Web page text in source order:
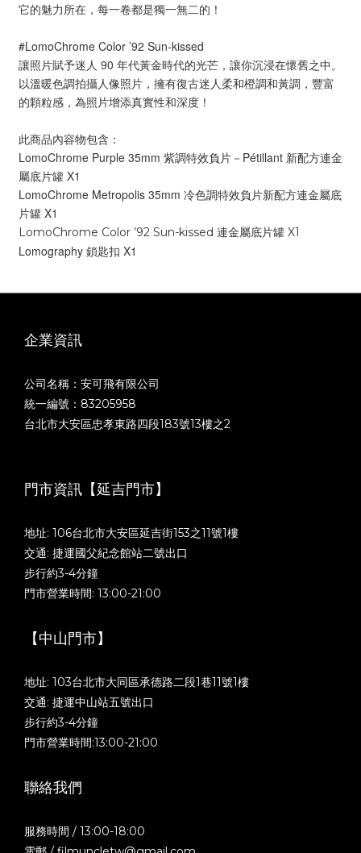
它的魅力所在，每一卷都是獨一無二的！
#LomoChrome Color ’92 Sun-kissed
讓照片賦予迷人 90 年代黃金時代的光芒，讓你沉浸在懷舊之中。
以溫暖色調拍攝人像照片，擁有復古迷人柔和橙調和黃調，豐富
的顆粒感，為照片增添真實性和深度！
此商品內容物包含：
LomoChrome Purple 35mm 紫調特效負片－Pétillant 新配方連金
屬底片罐 X1
LomoChrome Metropolis 35mm 冷色調特效負片新配方連金屬底
片罐 X1
LomoChrome Color ’92 Sun-kissed 連金屬底片罐 X1
Lomography 鎖匙扣 X1
企業資訊
公司名稱：安可飛有限公司
統一編號：83205958
台北市大安區忠孝東路四段183號13樓之2
門市資訊【延吉門市】
地址: 106台北市大安區延吉街153之11號1樓
交通: 捷運國父紀念館站二號出口
步行約3-4分鐘
門市營業時間: 13:00-21:00
【中山門市】
地址: 103台北市大同區承德路二段1巷11號1樓
交通: 捷運中山站五號出口
步行約3-4分鐘
門市營業時間:13:00-21:00
聯絡我們
服務時間 / 13:00-18:00